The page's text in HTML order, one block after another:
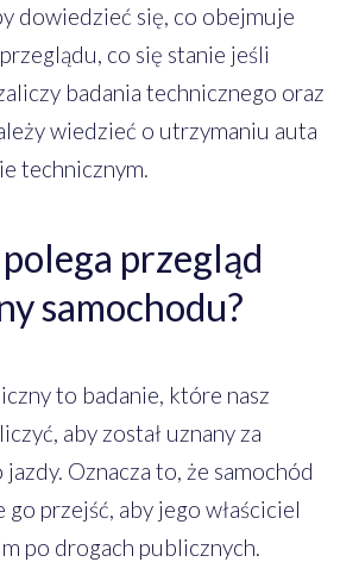
dowiedzieć się, co obejmuje
co się stanie jeśli
badania technicznego oraz
wiedzieć o utrzymaniu auta
technicznym.
przegląd
samochodu?
to badanie, które nasz
aby został uznany za
jazdy. Oznacza to, że samochód
go przejść, aby jego właściciel
po drogach publicznych.